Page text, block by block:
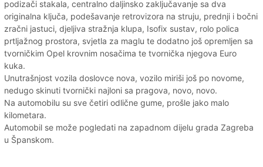
podizači stakala, centralno daljinsko zaključavanje sa dva
originalna ključa, podešavanje retrovizora na struju, prednji i bočni
zračni jastuci, djeljiva stražnja klupa, Isofix sustav, rolo polica
prtljažnog prostora, svjetla za maglu te dodatno još opremljen sa
tvorničkim Opel krovnim nosačima te tvornička njegova Euro
kuka.
Unutrašnjost vozila doslovce nova, vozilo miriši još po novome,
nedugo skinuti tvornički najloni sa pragova, novo, novo.
Na automobilu su sve četiri odlične gume, prošle jako malo
kilometara.
Automobil se može pogledati na zapadnom dijelu grada Zagreba
u Španskom.